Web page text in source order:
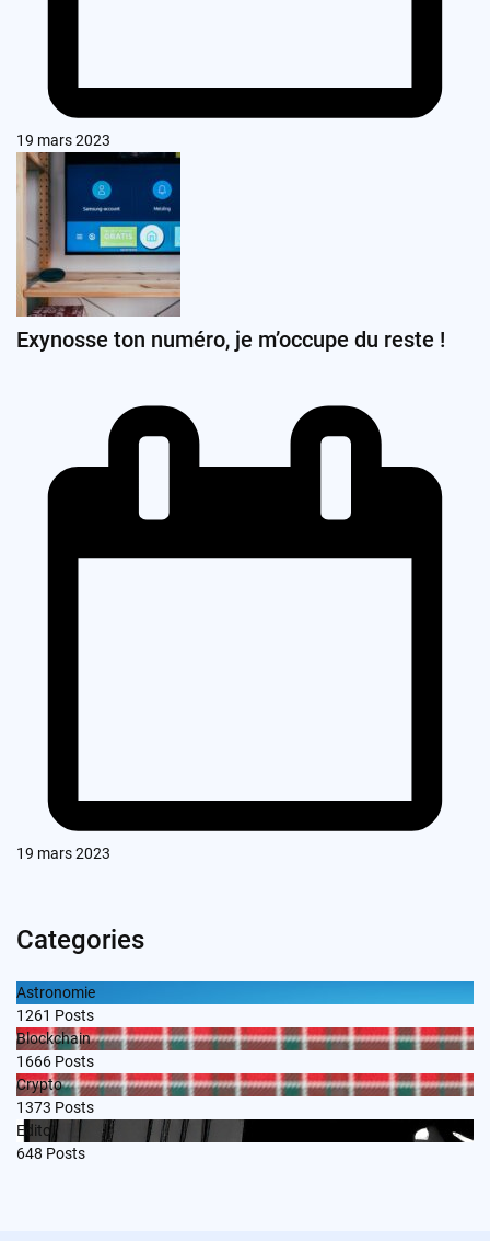
19 mars 2023
Exynosse ton numéro, je m’occupe du reste !
19 mars 2023
Categories
Astronomie
1261 Posts
Blockchain
1666 Posts
Crypto
1373 Posts
Edito
648 Posts